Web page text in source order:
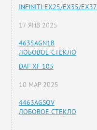
INFINITI EX25/EX35/EX37
17 ЯНВ 2025
4635AGN1B
ЛОБОВОЕ СТЕКЛО
DAF XF 105
10 МАР 2025
4463AGSOV
ЛОБОВОЕ СТЕКЛО